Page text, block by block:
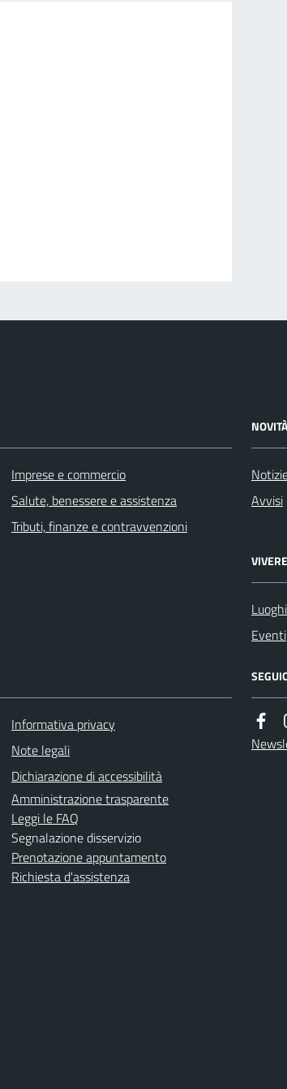
Imprese e commercio
Salute, benessere e assistenza
Tributi, finanze e contravvenzioni
NOVITÀ
Avvisi
Luoghi
Eventi
Informativa privacy
Note legali
Dichiarazione di accessibilità
Amministrazione trasparente
Leggi le FAQ
Segnalazione disservizio
Prenotazione appuntamento
Richiesta d'assistenza